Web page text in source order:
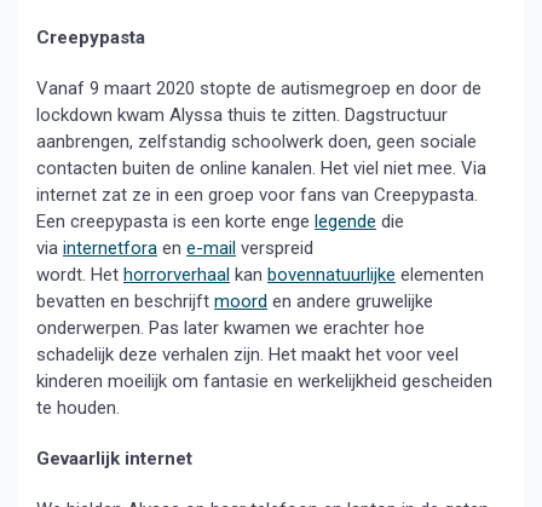
Creepypasta
Vanaf 9 maart 2020 stopte de autismegroep en door de
lockdown kwam Alyssa thuis te zitten. Dagstructuur
aanbrengen, zelfstandig schoolwerk doen, geen sociale
contacten buiten de online kanalen. Het viel niet mee. Via
internet zat ze in een groep voor fans van Creepypasta.
Een creepypasta is een korte enge legende die
via internetfora en e-mail verspreid
wordt. Het horrorverhaal kan bovennatuurlijke elementen
bevatten en beschrijft moord en andere gruwelijke
onderwerpen. Pas later kwamen we erachter hoe
schadelijk deze verhalen zijn. Het maakt het voor veel
kinderen moeilijk om fantasie en werkelijkheid gescheiden
te houden.
Gevaarlijk internet